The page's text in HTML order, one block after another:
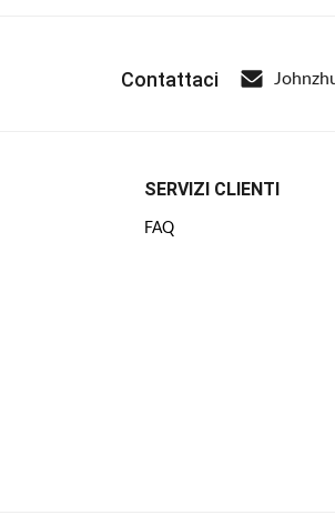
Contattaci
SERVIZI CLIENTI
FAQ